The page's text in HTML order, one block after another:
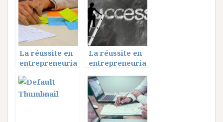
La réussite en
entrepreneuria
points à
respecter ?
La réussite en
entrepreneuria
points utiles ?